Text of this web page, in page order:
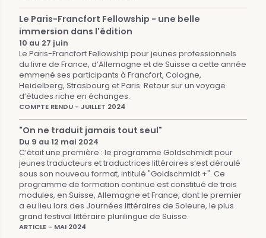
Le Paris-Francfort Fellowship - une belle
immersion dans l'édition
10 au 27 juin
Le Paris-Francfort Fellowship pour jeunes professionnels
du livre de France, d’Allemagne et de Suisse a cette année
emmené ses participants à Francfort, Cologne,
Heidelberg, Strasbourg et Paris. Retour sur un voyage
d’études riche en échanges.
COMPTE RENDU - JUILLET 2024
"On ne traduit jamais tout seul"
Du 9 au 12 mai 2024
C’était une première : le programme Goldschmidt pour
jeunes traducteurs et traductrices littéraires s’est déroulé
sous son nouveau format, intitulé "Goldschmidt +". Ce
programme de formation continue est constitué de trois
modules, en Suisse, Allemagne et France, dont le premier
a eu lieu lors des Journées littéraires de Soleure, le plus
grand festival littéraire plurilingue de Suisse.
ARTICLE - MAI 2024